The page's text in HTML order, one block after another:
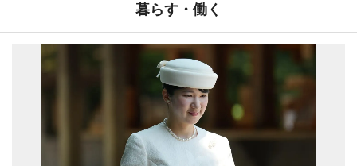
暮らす・働く